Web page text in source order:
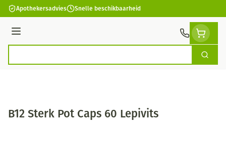
Ga naar de inhoud
Apothekersadvies Snelle beschikbaarheid
Menu
Zoek
B12 Sterk Pot Caps 60 Lepivits